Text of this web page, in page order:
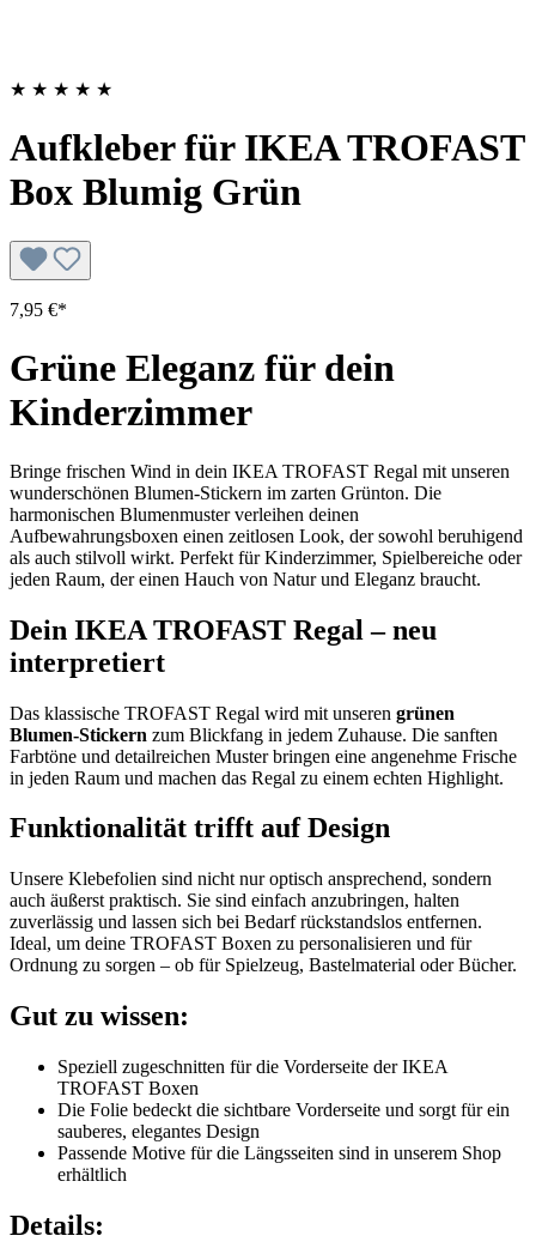
★ ★ ★ ★ ★
Aufkleber für IKEA TROFAST
Box Blumig Grün
7,95 €*
Grüne Eleganz für dein
Kinderzimmer
Bringe frischen Wind in dein IKEA TROFAST Regal mit unseren
wunderschönen Blumen-Stickern im zarten Grünton. Die
harmonischen Blumenmuster verleihen deinen
Aufbewahrungsboxen einen zeitlosen Look, der sowohl beruhigend
als auch stilvoll wirkt. Perfekt für Kinderzimmer, Spielbereiche oder
jeden Raum, der einen Hauch von Natur und Eleganz braucht.
Dein IKEA TROFAST Regal – neu
interpretiert
Das klassische TROFAST Regal wird mit unseren grünen
Blumen-Stickern zum Blickfang in jedem Zuhause. Die sanften
Farbtöne und detailreichen Muster bringen eine angenehme Frische
in jeden Raum und machen das Regal zu einem echten Highlight.
Funktionalität trifft auf Design
Unsere Klebefolien sind nicht nur optisch ansprechend, sondern
auch äußerst praktisch. Sie sind einfach anzubringen, halten
zuverlässig und lassen sich bei Bedarf rückstandslos entfernen.
Ideal, um deine TROFAST Boxen zu personalisieren und für
Ordnung zu sorgen – ob für Spielzeug, Bastelmaterial oder Bücher.
Gut zu wissen:
Speziell zugeschnitten für die Vorderseite der IKEA
TROFAST Boxen
Die Folie bedeckt die sichtbare Vorderseite und sorgt für ein
sauberes, elegantes Design
Passende Motive für die Längsseiten sind in unserem Shop
erhältlich
Details: